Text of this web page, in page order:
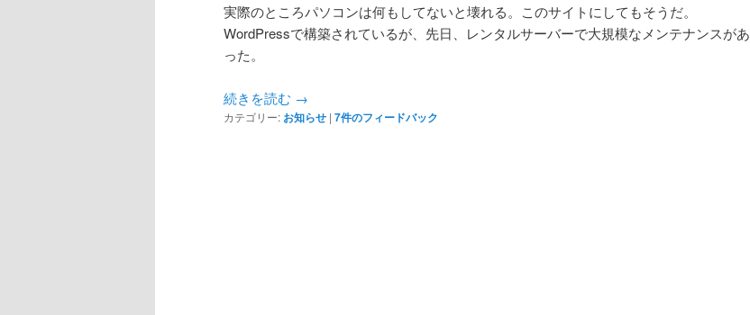
実際のところパソコンは何もしてないと壊れる。このサイトにしてもそうだ。
WordPressで構築されているが、先日、レンタルサーバーで大規模なメンテナンスがあ
った。
続きを読む →
カテゴリー: お知らせ | 7件のフィードバック